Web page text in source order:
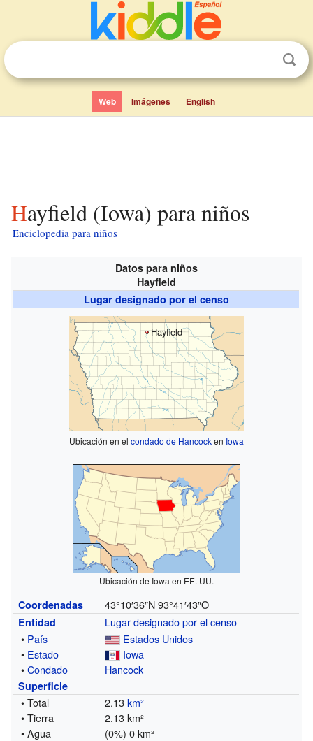
Web Imágenes English
Hayfield (Iowa) para niños
Enciclopedia para niños
Datos para niños
Hayfield
Lugar designado por el censo
Hayfield
Ubicación en el condado de Hancocken Iowa
Ubicación de Iowa en EE. UU.
Coordenadas 43°10′36″N 93°41′43″O
Entidad
Lugar designado por el censo
• País
Estados Unidos
• Estado
Iowa
•Condado Hancock
Superficie
• Total 2.13km²
• Tierra
2.13 km²
• Agua
(0%) 0 km²